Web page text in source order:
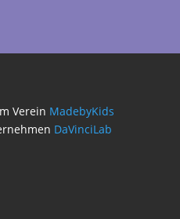
Verein MadebyKids
DaVinciLab